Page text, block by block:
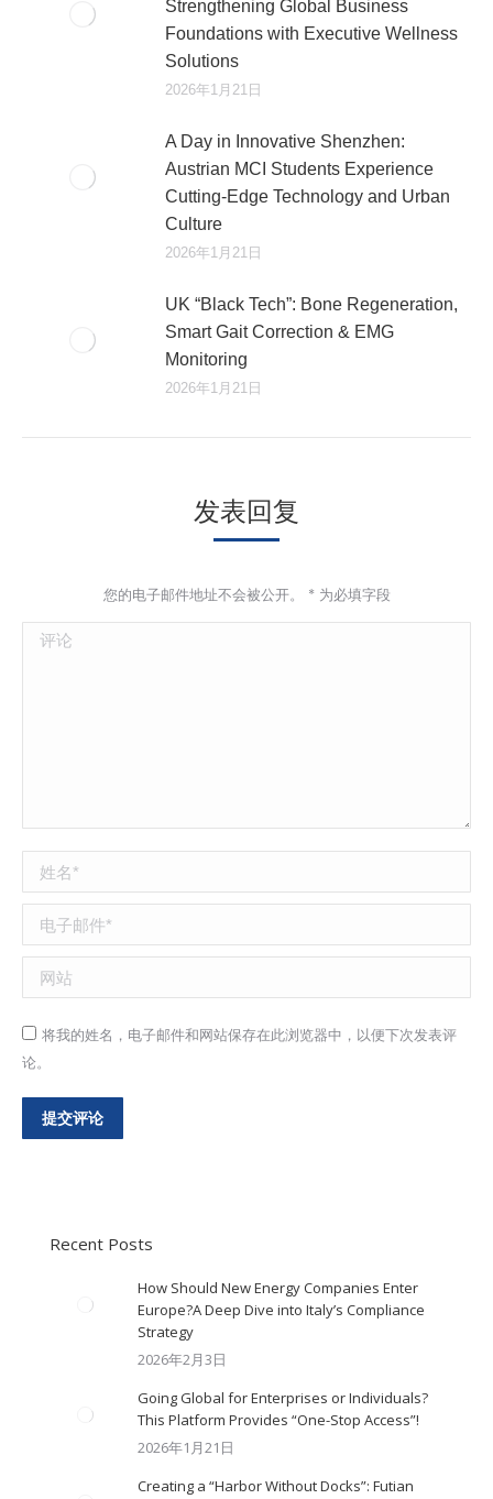
Strengthening Global Business
Foundations with Executive Wellness
Solutions
2026年1月21日
A Day in Innovative Shenzhen:
Austrian MCI Students Experience
Cutting-Edge Technology and Urban
Culture​
2026年1月21日
UK “Black Tech”: Bone Regeneration,
Smart Gait Correction & EMG
Monitoring
2026年1月21日
发表回复
您的电子邮件地址不会被公开。 *为必填字段
评论
姓名 *
电子邮件 *
网站
将我的姓名，电子邮件和网站保存在此浏览器中，以便下次发表评
论。
提交评论
Recent Posts
How Should New Energy Companies Enter
Europe?A Deep Dive into Italy’s Compliance
Strategy
2026年2月3日
Going Global for Enterprises or Individuals?
This Platform Provides “One-Stop Access”!
2026年1月21日
Creating a “Harbor Without Docks”: Futian